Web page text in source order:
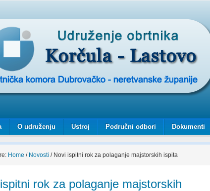
O udruženju Ustroj Područni odbori Dokumenti
Home / Novosti /Novi ispitni rok za polaganje majstorskih ispita
rok za polaganje majstorskih